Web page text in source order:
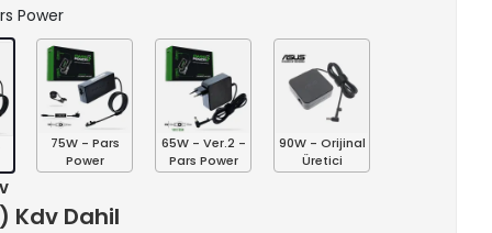
Power
75W - Pars
Power
65W - Ver.2 -
Pars Power
90W - Orijinal
Üretici
Kdv Dahil